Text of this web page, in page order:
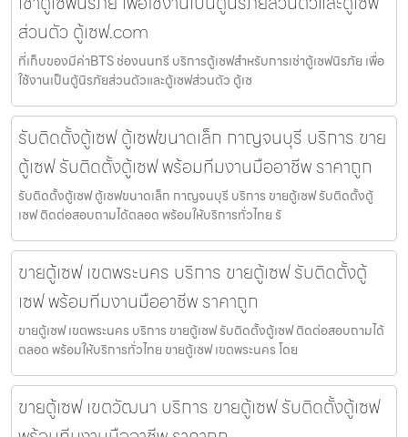
ส่วนตัว ตู้เซฟ.com
ที่เก็บของมีค่าBTS ช่องนนทรี บริการตู้เซฟสำหรับการเช่าตู้เซฟนิรภัย เพื่อ
ใช้งานเป็นตู้นิรภัยส่วนตัวและตู้เซฟส่วนตัว ตู้เซ
รับติดตั้งตู้เซฟ ตู้เซฟขนาดเล็ก กาญจนบุรี บริการ ขาย
ตู้เซฟ รับติดตั้งตู้เซฟ พร้อมทีมงานมืออาชีพ ราคาถูก
รับติดตั้งตู้เซฟ ตู้เซฟขนาดเล็ก กาญจนบุรี บริการ ขายตู้เซฟ รับติดตั้งตู้
เซฟ ติดต่อสอบถามได้ตลอด พร้อมให้บริการทั่วไทย รั
ขายตู้เซฟ เขตพระนคร บริการ ขายตู้เซฟ รับติดตั้งตู้
เซฟ พร้อมทีมงานมืออาชีพ ราคาถูก
ขายตู้เซฟ เขตพระนคร บริการ ขายตู้เซฟ รับติดตั้งตู้เซฟ ติดต่อสอบถามได้
ตลอด พร้อมให้บริการทั่วไทย ขายตู้เซฟ เขตพระนคร โดย
ขายตู้เซฟ เขตวัฒนา บริการ ขายตู้เซฟ รับติดตั้งตู้เซฟ